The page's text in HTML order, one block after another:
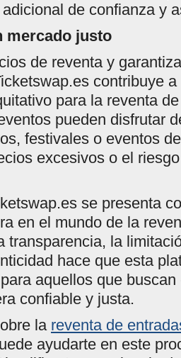
de confianza y
mercado justo
de reventa y
contribuye
para la reventa
pueden disfrutar
festivales o eventos
excesivos o el
se presenta
en el mundo de la
transparencia, la
hace que esta
aquellos que
confiable y justa.
la reventa de
ayudarte en este